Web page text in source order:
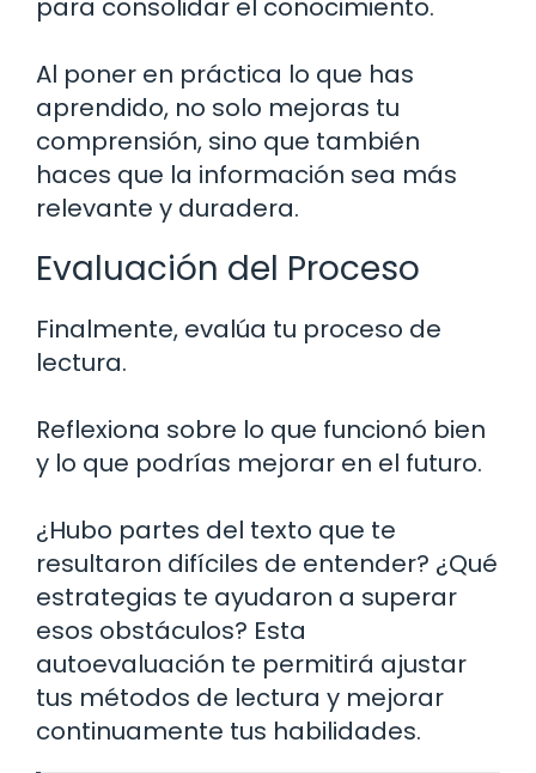
para consolidar el conocimiento.
Al poner en práctica lo que has
aprendido, no solo mejoras tu
comprensión, sino que también
haces que la información sea más
relevante y duradera.
Evaluación del Proceso
Finalmente, evalúa tu proceso de
lectura.
Reflexiona sobre lo que funcionó bien
y lo que podrías mejorar en el futuro.
¿Hubo partes del texto que te
resultaron difíciles de entender? ¿Qué
estrategias te ayudaron a superar
esos obstáculos? Esta
autoevaluación te permitirá ajustar
tus métodos de lectura y mejorar
continuamente tus habilidades.